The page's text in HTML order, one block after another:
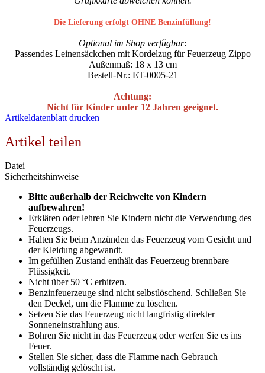
Die Lieferung erfolgt OHNE Benzinfüllung!
Optional im Shop verfügbar:
Passendes Leinensäckchen mit Kordelzug für Feuerzeug Zippo
Außenmaß: 18 x 13 cm
Bestell-Nr.: ET-0005-21
Achtung:
Nicht für Kinder unter 12 Jahren geeignet.
Artikeldatenblatt drucken
Artikel teilen
Datei
Sicherheitshinweise
Bitte außerhalb der Reichweite von Kindern
aufbewahren!
Erklären oder lehren Sie Kindern nicht die Verwendung des
Feuerzeugs.
Halten Sie beim Anzünden das Feuerzeug vom Gesicht und
der Kleidung abgewandt.
Im gefüllten Zustand enthält das Feuerzeug brennbare
Flüssigkeit.
Nicht über 50 °C erhitzen.
Benzinfeuerzeuge sind nicht selbstlöschend. Schließen Sie
den Deckel, um die Flamme zu löschen.
Setzen Sie das Feuerzeug nicht langfristig direkter
Sonneneinstrahlung aus.
Bohren Sie nicht in das Feuerzeug oder werfen Sie es ins
Feuer.
Stellen Sie sicher, dass die Flamme nach Gebrauch
vollständig gelöscht ist.